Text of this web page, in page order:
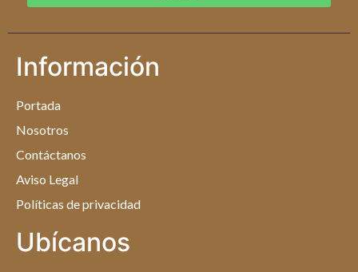
Información
Portada
Nosotros
Contáctanos
Aviso Legal
Políticas de privacidad
Ubícanos